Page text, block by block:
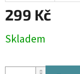
299 Kč
cena:
Skladem